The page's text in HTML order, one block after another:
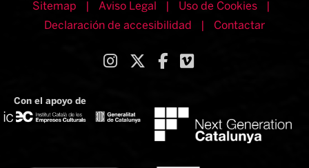
Sitemap Aviso Legal Uso de Cookies
Declaración de accesibilidad
Contactar
Link a instagram
Link a twitter
Link a facebook
Con el apoyo de